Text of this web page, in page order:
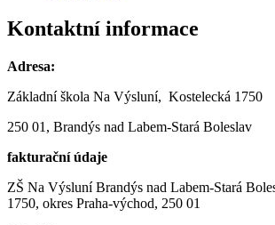
Kontaktní informace
Adresa:
Základní škola Na Výsluní, Kostelecká 1750
250 01, Brandýs nad Labem-Stará Boleslav
fakturační údaje
ZŠ Na Výsluní Brandýs nad Labem-Stará
1750, okres Praha-východ, 250 01